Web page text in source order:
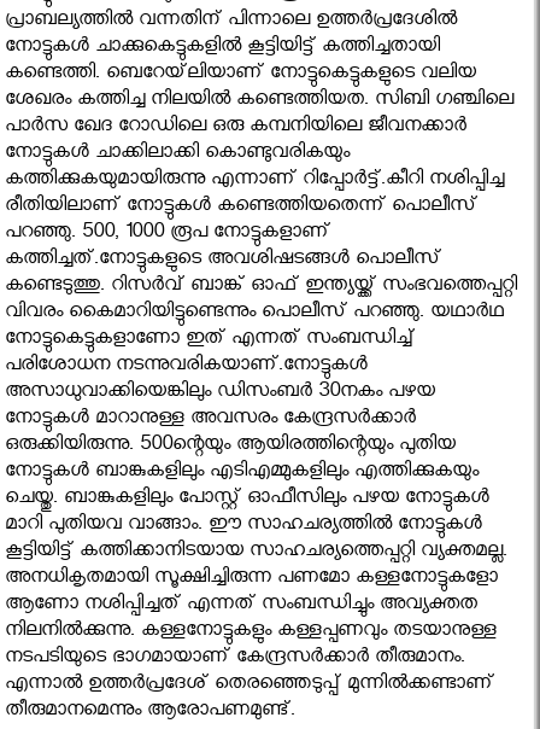
പ്രാബല്യത്തില്‍ വന്നതിന് പിന്നാലെ ഉത്തര്‍പ്രദേശില്‍
നോട്ടുകള്‍ ചാക്കുകെട്ടുകളില്‍ കൂട്ടിയിട്ട് കത്തിച്ചതായി
കണ്ടെത്തി. ബെറേയ്‌ലിയാണ് നോട്ടുകെട്ടുകളുടെ വലിയ
ശേഖരം കത്തിച്ച നിലയില്‍ കണ്ടെത്തിയത. സിബി ഗഞ്ചിലെ
പാര്‍സ ഖേദ റോഡിലെ ഒരു കമ്പനിയിലെ ജീവനക്കാര്‍
നോട്ടുകള്‍ ചാക്കിലാക്കി കൊണ്ടുവരികയും
കത്തിക്കുകയുമായിരുന്നു എന്നാണ് റിപ്പോര്‍ട്ട്.കീറി നശിപ്പിച്ച
രീതിയിലാണ് നോട്ടുകള്‍ കണ്ടെത്തിയതെന്ന് പൊലീസ്
പറഞ്ഞു. 500, 1000 രൂപ നോട്ടുകളാണ്
കത്തിച്ചത്.നോട്ടുകളുടെ അവശിഷടങ്ങള്‍ പൊലീസ്
കണ്ടെടുത്തു. റിസര്‍വ് ബാങ്ക് ഓഫ് ഇന്ത്യയ്ക്ക് സംഭവത്തെപ്പറ്റി
വിവരം കൈമാറിയിട്ടുണ്ടെന്നും പൊലീസ് പറഞ്ഞു. യഥാര്‍ഥ
നോട്ടുകെട്ടുകളാണോ ഇത് എന്നത് സംബന്ധിച്ച്
പരിശോധന നടന്നുവരികയാണ്.നോട്ടുകള്‍
അസാധുവാക്കിയെങ്കിലും ഡിസംബര്‍ 30നകം പഴയ
നോട്ടുകള്‍ മാറാനുള്ള അവസരം കേന്ദ്രസര്‍ക്കാര്‍
ഒരുക്കിയിരുന്നു. 500ന്റെയും ആയിരത്തിന്റെയും പുതിയ
നോട്ടുകള്‍ ബാങ്കുകളിലും എടിഎമ്മുകളിലും എത്തിക്കുകയും
ചെയ്തു. ബാങ്കുകളിലും പോസ്റ്റ് ഓഫീസിലും പഴയ നോട്ടുകള്‍
മാറി പുതിയവ വാങ്ങാം. ഈ സാഹചര്യത്തില്‍ നോട്ടുകള്‍
കൂട്ടിയിട്ട് കത്തിക്കാനിടയായ സാഹചര്യത്തെപ്പറ്റി വ്യക്തമല്ല.
അനധികൃതമായി സൂക്ഷിച്ചിരുന്ന പണമോ കള്ളനോട്ടുകളോ
ആണോ നശിപ്പിച്ചത് എന്നത് സംബന്ധിച്ചും അവ്യക്തത
നിലനില്‍ക്കുന്നു. കള്ളനോട്ടുകളും കള്ളപ്പണവും തടയാനുള്ള
നടപടിയുടെ ഭാഗമായാണ് കേന്ദ്രസര്‍ക്കാര്‍ തീരുമാനം.
എന്നാല്‍ ഉത്തര്‍പ്രദേശ് തെരഞ്ഞെടുപ്പ് മുന്നില്‍ക്കണ്ടാണ്
തീരുമാനമെന്നും ആരോപണമുണ്ട്.